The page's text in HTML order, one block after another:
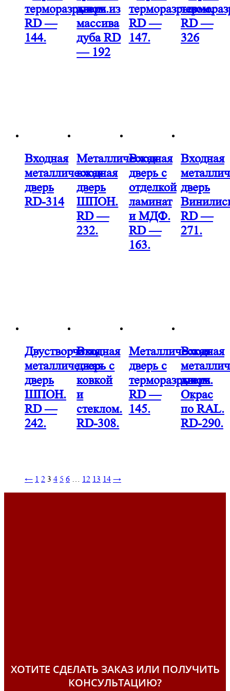
терморазрывом.
RD —
144.
дверь из
массива
дуба RD
— 192
терморазрывом.
RD —
147.
RD —
326
Входная
металлическая
дверь
RD-314
Металлическая
входная
дверь
ШПОН.
RD —
232.
Входная
дверь с
отделкой
ламинат
и МДФ.
RD —
163.
Входная
дверь
RD —
271.
Двустворчатая
металлическая
дверь
ШПОН.
RD —
242.
Входная
дверь с
ковкой
и
стеклом.
RD-308.
Металлическая
дверь с
терморазрывом.
RD —
145.
Входная
дверь
Окрас
по RAL.
RD-290.
← 1 2 3 4 5 6 … 12 13 14 →
ХОТИТЕ СДЕЛАТЬ ЗАКАЗ ИЛИ ПОЛУЧИТЬ
КОНСУЛЬТАЦИЮ?